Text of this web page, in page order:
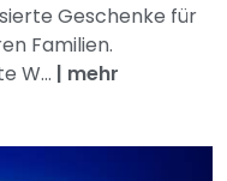
Geschenke für
Familien.
W... | mehr